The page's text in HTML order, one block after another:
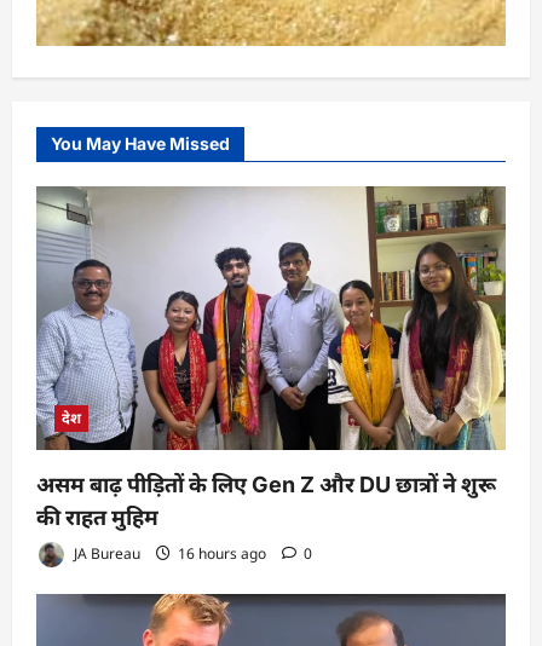
You May Have Missed
देश
असम बाढ़ पीड़ितों के लिए Gen Z और DU छात्रों ने शुरू
की राहत मुहिम
JA Bureau 16 hours ago 0